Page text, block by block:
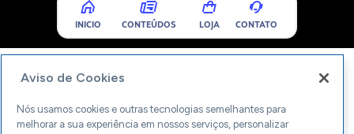
INICIO CONTEÚDOS LOJA CONTATO
Aviso de Cookies
Nós usamos cookies e outras tecnologias semelhantes para
melhorar a sua experiência em nossos serviços, personalizar